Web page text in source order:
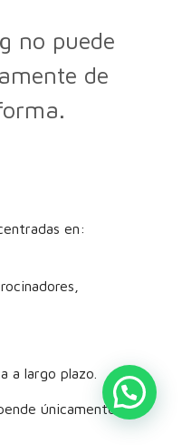
no puede
de
en:
a largo plazo.
únicamente: